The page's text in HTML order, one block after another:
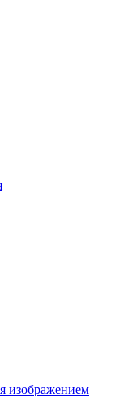
изображением